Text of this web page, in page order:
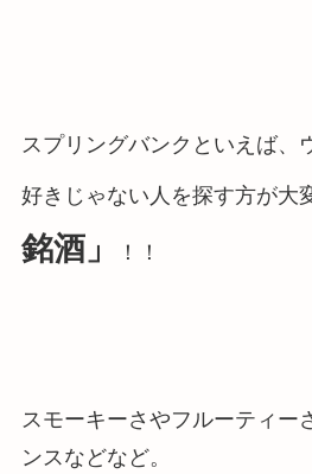
スプリングバンクといえば、
好きじゃない人を探す方が大
銘酒」
！！
スモーキーさやフルーティー
ンスなどなど。